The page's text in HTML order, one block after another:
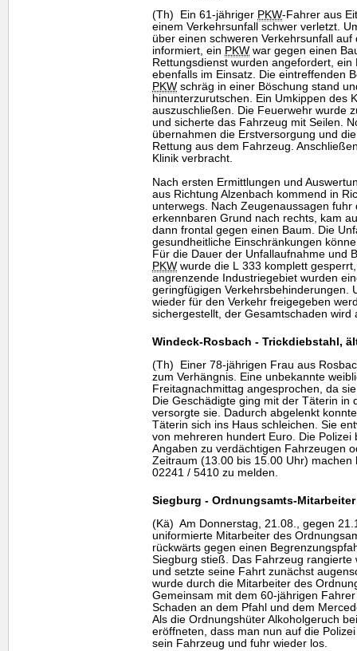
(Th) Ein 61-jähriger PKW-Fahrer aus
einem Verkehrsunfall schwer verletzt.
über einen schweren Verkehrsunfall
informiert, ein PKW war gegen einen
Rettungsdienst wurden angefordert,
ebenfalls im Einsatz. Die eintreffenden
PKW schräg in einer Böschung stand
hinunterzurutschen. Ein Umkippen des
auszuschließen. Die Feuerwehr wurde
und sicherte das Fahrzeug mit Seilen.
übernahmen die Erstversorgung und
Rettung aus dem Fahrzeug.
Klinik verbracht.
Nach ersten Ermittlungen und
aus Richtung Alzenbach kommend in
unterwegs. Nach Zeugenaussagen
erkennbaren Grund nach rechts, kam
dann frontal gegen einen Baum. Die
gesundheitliche Einschränkungen
Für die Dauer der Unfallaufnahme und
PKW wurde die L 333 komplett
angrenzende Industriegebiet wurden
geringfügigen Verkehrsbehinderungen.
wieder für den Verkehr freigegeben
sichergestellt, der Gesamtschaden wird
Windeck-Rosbach - Trickdiebstahl,
(Th) Einer 78-jährigen Frau aus
zum Verhängnis. Eine unbekannte
Freitagnachmittag angesprochen, da
Die Geschädigte ging mit der Täterin in
versorgte sie. Dadurch abgelenkt
Täterin sich ins Haus schleichen. Sie
von mehreren hundert Euro. Die
Angaben zu verdächtigen Fahrzeugen
Zeitraum (13.00 bis 15.00 Uhr) machen
02241 / 5410 zu melden.
Siegburg - Ordnungsamts-
(Kä) Am Donnerstag, 21.08., gegen
uniformierte Mitarbeiter des
rückwärts gegen einen
Siegburg stieß. Das Fahrzeug
und setzte seine Fahrt zunächst
wurde durch die Mitarbeiter des
Gemeinsam mit dem 60-jährigen
Schaden an dem Pfahl und dem
Als die Ordnungshüter Alkoholgeruch
eröffneten, dass man nun auf die
sein Fahrzeug und fuhr wieder los.